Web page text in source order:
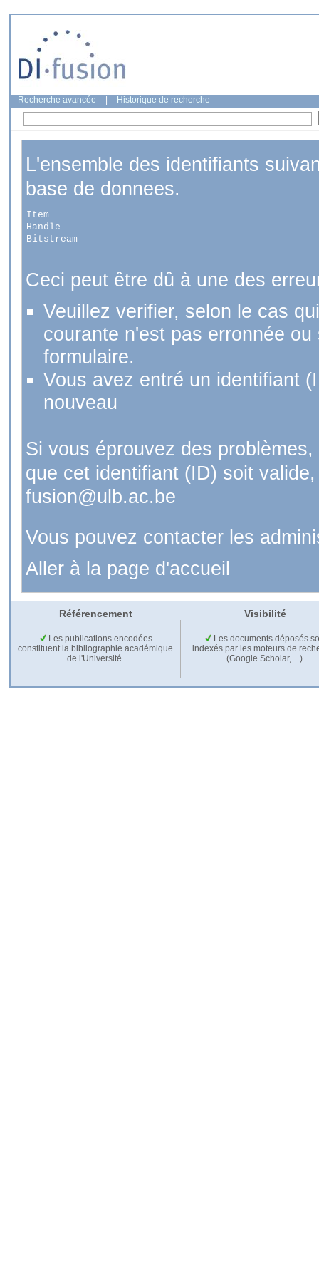
Recherche avancée Historique de recherche
L'ensemble des identifiants
base de donnees.
Item
Handle
Bitstream
Ceci peut être dû à une des
Veuillez verifier, selon le cas
courante n'est pas erronnée
formulaire.
Vous avez entré un identifiant
nouveau
Si vous éprouvez des
que cet identifiant (ID) soit
fusion@ulb.ac.be
Vous pouvez contacter les
Aller à la page d'accueil
Référencement Visibilité
Les publications encodées
constituent la bibliographie académique
de l'Université.
Les documents déposés
indexés par les moteurs de
(Google Scholar,…).